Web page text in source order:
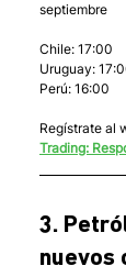
septiembre
Chile: 17:00
Uruguay:
Perú: 16:00
Regístrate al
Trading:
3.
nuevos